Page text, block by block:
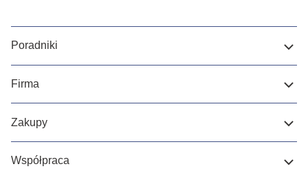
Poradniki
Firma
Zakupy
Współpraca